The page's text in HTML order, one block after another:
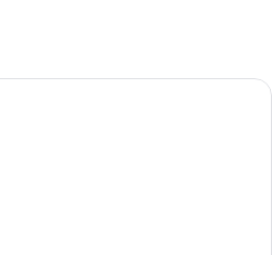
Una camera da letto moderna con